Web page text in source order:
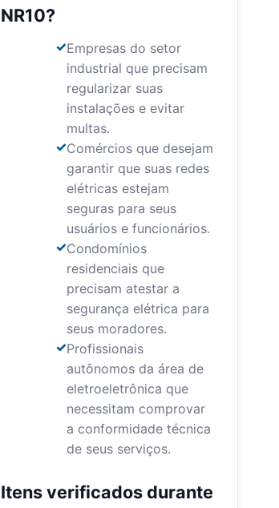
NR10?
Empresas do setor
industrial que precisam
regularizar suas
instalações e evitar
multas.
Comércios que desejam
garantir que suas redes
elétricas estejam
seguras para seus
usuários e funcionários.
Condomínios
residenciais que
precisam atestar a
segurança elétrica para
seus moradores.
Profissionais
autônomos da área de
eletroeletrônica que
necessitam comprovar
a conformidade técnica
de seus serviços.
Itens verificados durante